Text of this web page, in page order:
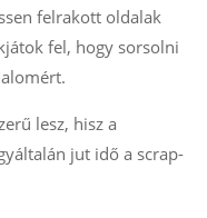
felrakott oldalak
fel, hogy sorsolni
lesz, hisz a
jut idő a scrap-